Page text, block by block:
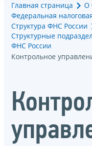
Главная страница
О
Федеральная
Структура ФНС России
Структурные
ФНС России
Контрольное